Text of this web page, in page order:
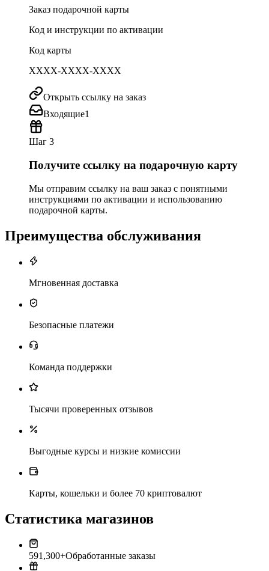
Заказ подарочной карты
Код и инструкции по активации
Код карты
XXXX-XXXX-XXXX
Открыть ссылку на заказ
Входящие1
Шаг 3
Получите ссылку на подарочную карту
Мы отправим ссылку на ваш заказ с понятными
инструкциями по активации и использованию
подарочной карты.
Преимущества обслуживания
Мгновенная доставка
Безопасные платежи
Команда поддержки
Тысячи проверенных отзывов
Выгодные курсы и низкие комиссии
Карты, кошельки и более 70 криптовалют
Статистика магазинов
591,300+Обработанные заказы